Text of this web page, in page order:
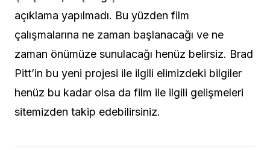
açıklama yapılmadı. Bu yüzden film
çalışmalarına ne zaman başlanacağı ve ne
zaman önümüze sunulacağı henüz belirsiz. Brad
Pitt’in bu yeni projesi ile ilgili elimizdeki bilgiler
henüz bu kadar olsa da film ile ilgili gelişmeleri
sitemizden takip edebilirsiniz.